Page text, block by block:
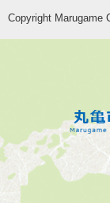
Copyright Marugame